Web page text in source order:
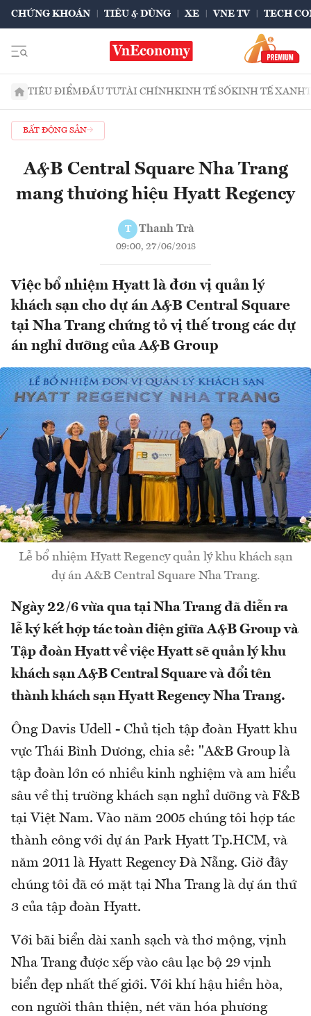
CHỨNG KHOÁN TIÊU & DÙNG XE VNE TV TECH
TIÊU ĐIỂMĐẦU TƯTÀI CHÍNHKINH TẾ SỐKINH TẾ XANH
BẤT ĐỘNG SẢN
A&B Central Square Nha Trang
mang thương hiệu Hyatt Regency
T Thanh Trà
09:00, 27/06/2018
Việc bổ nhiệm Hyatt là đơn vị quản lý
khách sạn cho dự án A&B Central Square
tại Nha Trang chứng tỏ vị thế trong các dự
án nghỉ dưỡng của A&B Group
Lễ bổ nhiệm Hyatt Regency quản lý khu khách sạn
dự án A&B Central Square Nha Trang.
Ngày 22/6 vừa qua tại Nha Trang đã diễn ra
lễ ký kết hợp tác toàn diện giữa A&B Group và
Tập đoàn Hyatt về việc Hyatt sẽ quản lý khu
khách sạn A&B Central Square và đổi tên
thành khách sạn Hyatt Regency Nha Trang.
Ông Davis Udell - Chủ tịch tập đoàn Hyatt khu
vực Thái Bình Dương, chia sẻ: "A&B Group là
tập đoàn lớn có nhiều kinh nghiệm và am hiểu
sâu về thị trường khách sạn nghỉ dưỡng và F&B
tại Việt Nam. Vào năm 2005 chúng tôi hợp tác
thành công với dự án Park Hyatt Tp.HCM, và
năm 2011 là Hyatt Regency Đà Nẵng. Giờ đây
chúng tôi đã có mặt tại Nha Trang là dự án thứ
3 của tập đoàn Hyatt.
Với bãi biển dài xanh sạch và thơ mộng, vịnh
Nha Trang được xếp vào câu lạc bộ 29 vịnh
biển đẹp nhất thế giới. Với khí hậu hiền hòa,
con người thân thiện, nét văn hóa phương